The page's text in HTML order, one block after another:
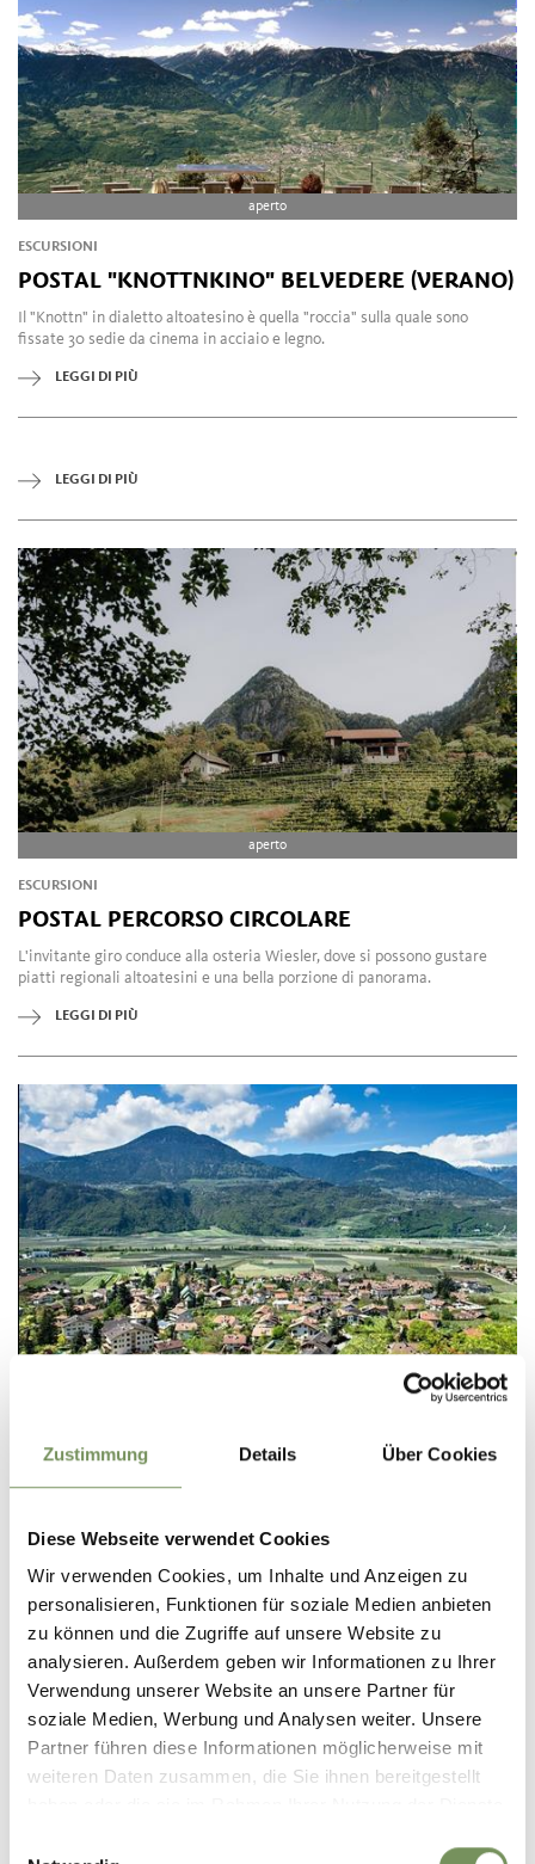
Zustimmung Details Über Cookies
Diese Webseite verwendet Cookies
Wir verwenden Cookies, um Inhalte und Anzeigen zu
personalisieren, Funktionen für soziale Medien anbieten
zu können und die Zugriffe auf unsere Website zu
analysieren. Außerdem geben wir Informationen zu Ihrer
Verwendung unserer Website an unsere Partner für
soziale Medien, Werbung und Analysen weiter. Unsere
Partner führen diese Informationen möglicherweise mit
weiteren Daten zusammen, die Sie ihnen bereitgestellt
aperto
ESCURSIONI
POSTAL "KNOTTNKINO" BELVEDERE (VERANO)
Il "Knottn" in dialetto altoatesino è quella "roccia" sulla quale sono
fissate 30 sedie da cinema in acciaio e legno.
LEGGI DI PIÙ
LEGGI DI PIÙ
aperto
ESCURSIONI
POSTAL PERCORSO CIRCOLARE
L'invitante giro conduce alla osteria Wiesler, dove si possono gustare
piatti regionali altoatesini e una bella porzione di panorama.
LEGGI DI PIÙ
GARGAZZONE - VERANO
Impegnativa salita dal centro del paese di Gargazzone alla stazione a
livello del mare.
LEGGI DI PIÙ